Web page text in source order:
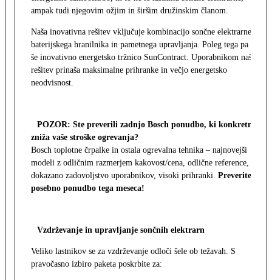
ampak tudi njegovim ožjim in širšim družinskim članom.
Naša inovativna rešitev vključuje kombinacijo sončne elektrarne,
baterijskega hranilnika in pametnega upravljanja. Poleg tega pa
še inovativno energetsko tržnico SunContract. Uporabnikom naša
rešitev prinaša maksimalne prihranke in večjo energetsko
neodvisnost.
POZOR: Ste preverili zadnjo Bosch ponudbo, ki konkretno
zniža vaše stroške ogrevanja?
Bosch toplotne črpalke in ostala ogrevalna tehnika – najnovejši
modeli z odličnim razmerjem kakovost/cena, odlične reference,
dokazano zadovoljstvo uporabnikov, visoki prihranki. Preverite
posebno ponudbo tega meseca!
Vzdrževanje in upravljanje sončnih elektrarn
Veliko lastnikov se za vzdrževanje odloči šele ob težavah. S
pravočasno izbiro paketa poskrbite za: